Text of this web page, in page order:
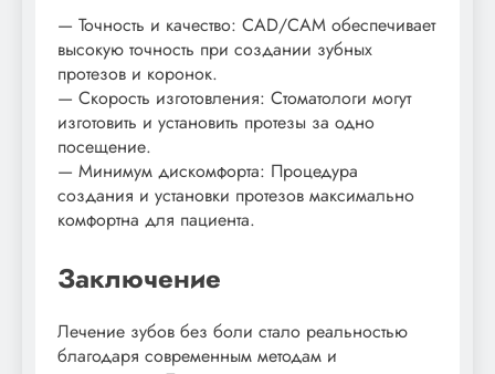
— Точность и качество: CAD/CAM обеспечивает
высокую точность при создании зубных
протезов и коронок.
— Скорость изготовления: Стоматологи могут
изготовить и установить протезы за одно
посещение.
— Минимум дискомфорта: Процедура
создания и установки протезов максимально
комфортна для пациента.
Заключение
Лечение зубов без боли стало реальностью
благодаря современным методам и